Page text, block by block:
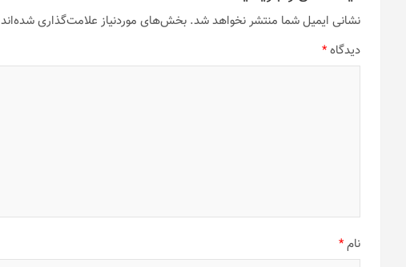
نشانی ایمیل شما منتشر نخواهد شد. بخش‌های موردنیاز علامت‌گذاری شده‌اند
دیدگاه*
نام*